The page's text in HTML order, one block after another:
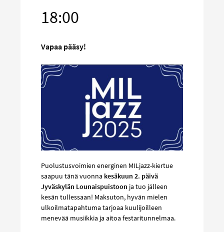
18:00
Vapaa pääsy!
Puolustusvoimien energinen MILjazz-kiertue
saapuu tänä vuonna kesäkuun 2. päivä
Jyväskylän Lounaispuistoon ja tuo jälleen
kesän tullessaan! Maksuton, hyvän mielen
ulkoilmatapahtuma tarjoaa kuulijoilleen
menevää musiikkia ja aitoa festaritunnelmaa.